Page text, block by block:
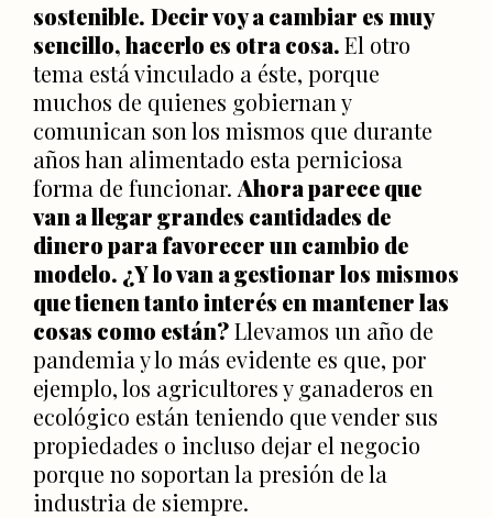
sostenible. Decir voy a cambiar es muy
sencillo, hacerlo es otra cosa.El otro
tema está vinculado a éste, porque
muchos de quienes gobiernan y
comunican son los mismos que durante
años han alimentado esta perniciosa
forma de funcionar. Ahora parece que
van a llegar grandes cantidades de
dinero para favorecer un cambio de
modelo. ¿Y lo van a gestionar los mismos
que tienen tanto interés en mantener las
cosas como están?Llevamos un año de
pandemia y lo más evidente es que, por
ejemplo, los agricultores y ganaderos en
ecológico están teniendo que vender sus
propiedades o incluso dejar el negocio
porque no soportan la presión de la
industria de siempre.